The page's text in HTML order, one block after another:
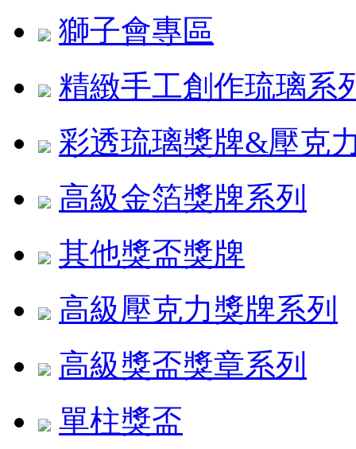
獅子會專區
精緻手工創作琉璃系
彩透琉璃獎牌&壓克
高級金箔獎牌系列
其他獎盃獎牌
高級壓克力獎牌系列
高級獎盃獎章系列
單柱獎盃